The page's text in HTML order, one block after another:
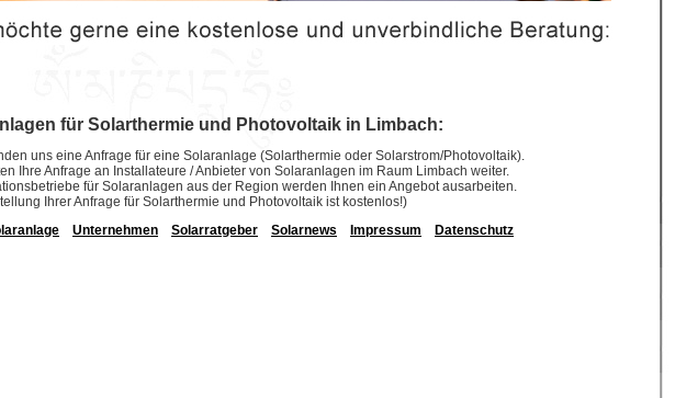
für Solarthermie und Photovoltaik in Limbach:
uns eine Anfrage für eine Solaranlage (Solarthermie oder Solarstrom/Photovoltaik).
Ihre Anfrage an Installateure / Anbieter von Solaranlagen im Raum Limbach weiter.
für Solaranlagen aus der Region werden Ihnen ein Angebot ausarbeiten.
Ihrer Anfrage für Solarthermie und Photovoltaik ist kostenlos!)
Unternehmen Solarratgeber Solarnews Impressum Datenschutz